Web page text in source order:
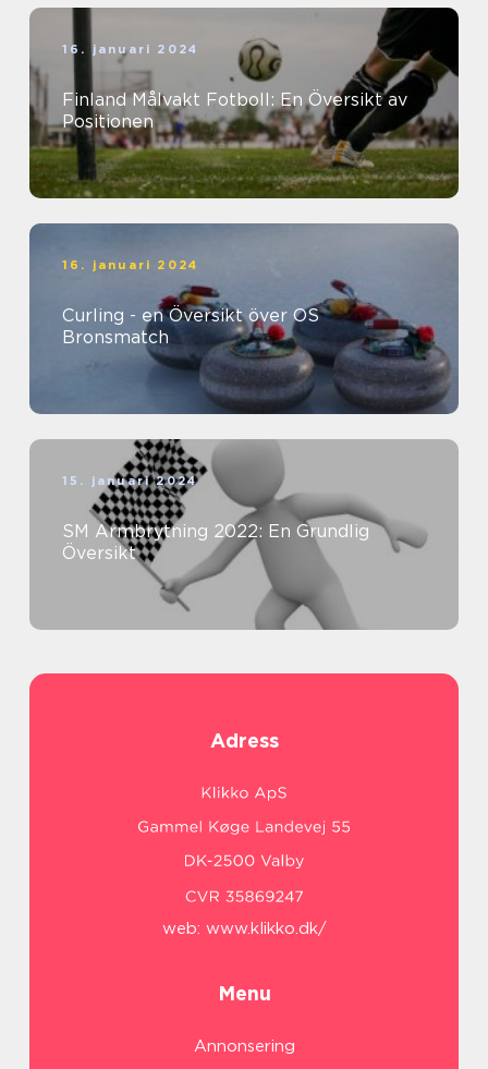
16. januari 2024
Finland Målvakt Fotboll: En Översikt av
Positionen
16. januari 2024
Curling - en Översikt över OS
Bronsmatch
15. januari 2024
SM Armbrytning 2022: En Grundlig
Översikt
Adress
web: www.klikko.dk/
Menu
Annonsering